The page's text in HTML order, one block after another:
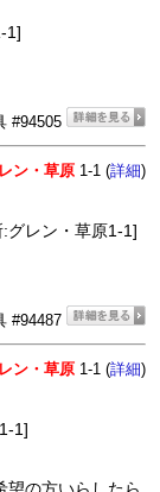
1]
#94505
ン・草原 1-1 (詳細)
グレン・草原1-1]
#94487
ン・草原 1-1 (詳細)
1]